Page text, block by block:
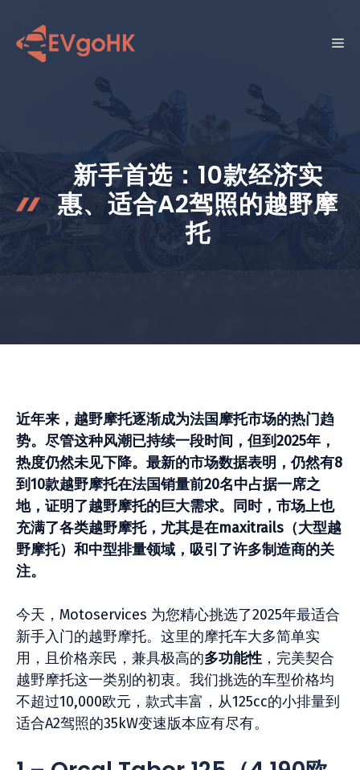
菜
新手首选：10款经济实
惠、适合A2驾照的越野摩
托
近年来，越野摩托逐渐成为法国摩托市场的热门趋
势。尽管这种风潮已持续一段时间 ，但到2025年，
热度仍然未见下降。最新的市场数据表明，仍然有8
到10款越野摩托在法国销量前20名中占据一席之
地， 证明了越野摩托的巨大需求。同时，市场上也
充满了各类越野摩托，尤其是在maxitrails （大型越
野摩托）和中型排量领域，吸引了许多制造商的关
注。
今天，Motoservices 为您精心挑选了2025年最适合
新手入门的越野摩托。这里的摩托车大多简单实
用，且价格亲民，兼具极高的多功能性 ，完美契合
越野摩托这一类别的初衷。我们挑选的车型价格均
不超过10,000欧元，款式丰富，从125cc的小排量到
适合A2驾照的35kW变速版本应有尽有。